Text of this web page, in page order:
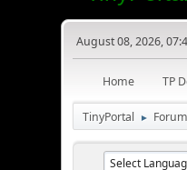
August 08, 2026,
Home TP
TinyPortal ► Forum